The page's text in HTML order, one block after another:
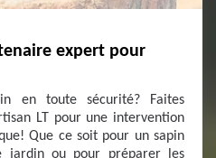
expert pour
en toute sécurité? Faites
LT pour une intervention
Que ce soit pour un sapin
jardin ou pour préparer les